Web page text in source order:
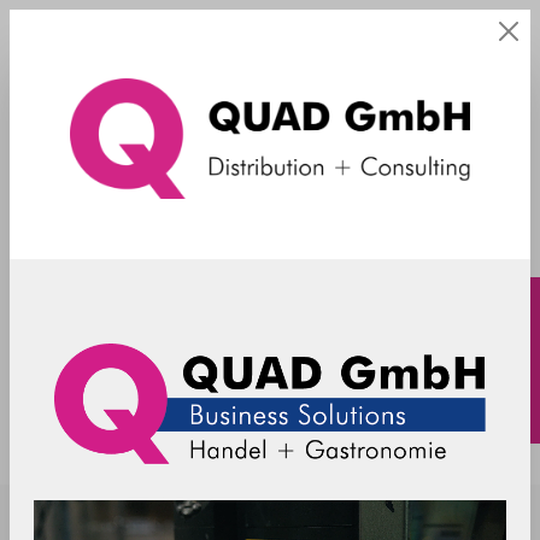
2 - HID Mode - USB - UID Leser
R-DT-NEO2-LEG-HID